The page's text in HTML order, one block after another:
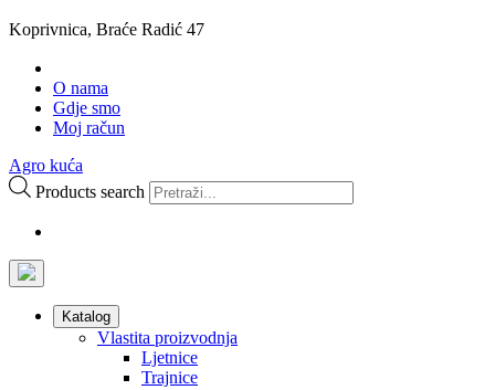
Koprivnica, Braće Radić 47
O nama
Gdje smo
Moj račun
Agro kuća
Products search
Katalog
Vlastita proizvodnja
Ljetnice
Trajnice